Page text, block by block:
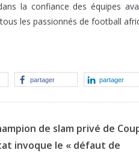
la confiance des équipes
les passionnés de football
partager partager
de slam privé de
invoque le « défaut de